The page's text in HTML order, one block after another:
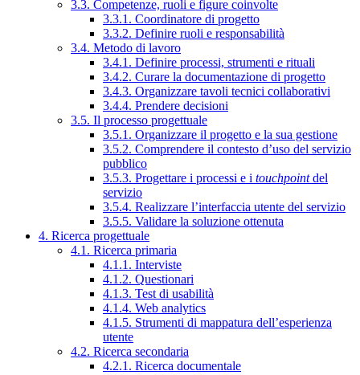
3.3. Competenze, ruoli e figure coinvolte
3.3.1. Coordinatore di progetto
3.3.2. Definire ruoli e responsabilità
3.4. Metodo di lavoro
3.4.1. Definire processi, strumenti e rituali
3.4.2. Curare la documentazione di progetto
3.4.3. Organizzare tavoli tecnici collaborativi
3.4.4. Prendere decisioni
3.5. Il processo progettuale
3.5.1. Organizzare il progetto e la sua gestione
3.5.2. Comprendere il contesto d’uso del servizio
pubblico
3.5.3. Progettare i processi e i touchpointdel
servizio
3.5.4. Realizzare l’interfaccia utente del servizio
3.5.5. Validare la soluzione ottenuta
4. Ricerca progettuale
4.1. Ricerca primaria
4.1.1. Interviste
4.1.2. Questionari
4.1.3. Test di usabilità
4.1.4. Web analytics
4.1.5. Strumenti di mappatura dell’esperienza
utente
4.2. Ricerca secondaria
4.2.1. Ricerca documentale